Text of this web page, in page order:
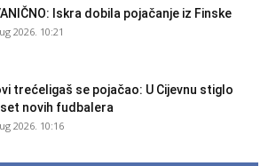
Iskra dobila pojačanje iz Finske
2026. 10:21
trećeligaš se pojačao: U Cijevnu stiglo
novih fudbalera
2026. 10:16